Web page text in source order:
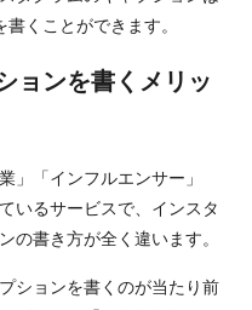
くことができます。
ョンを書くメリッ
」「インフルエンサー」
いるサービスで、インスタ
の書き方が全く違います。
ションを書くのが当たり前